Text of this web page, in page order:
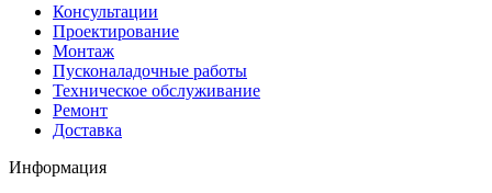
Консультации
Проектирование
Монтаж
Пусконаладочные работы
Техническое обслуживание
Ремонт
Доставка
Информация